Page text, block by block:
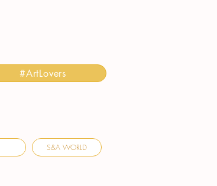
#ArtLovers
S&A WORLD